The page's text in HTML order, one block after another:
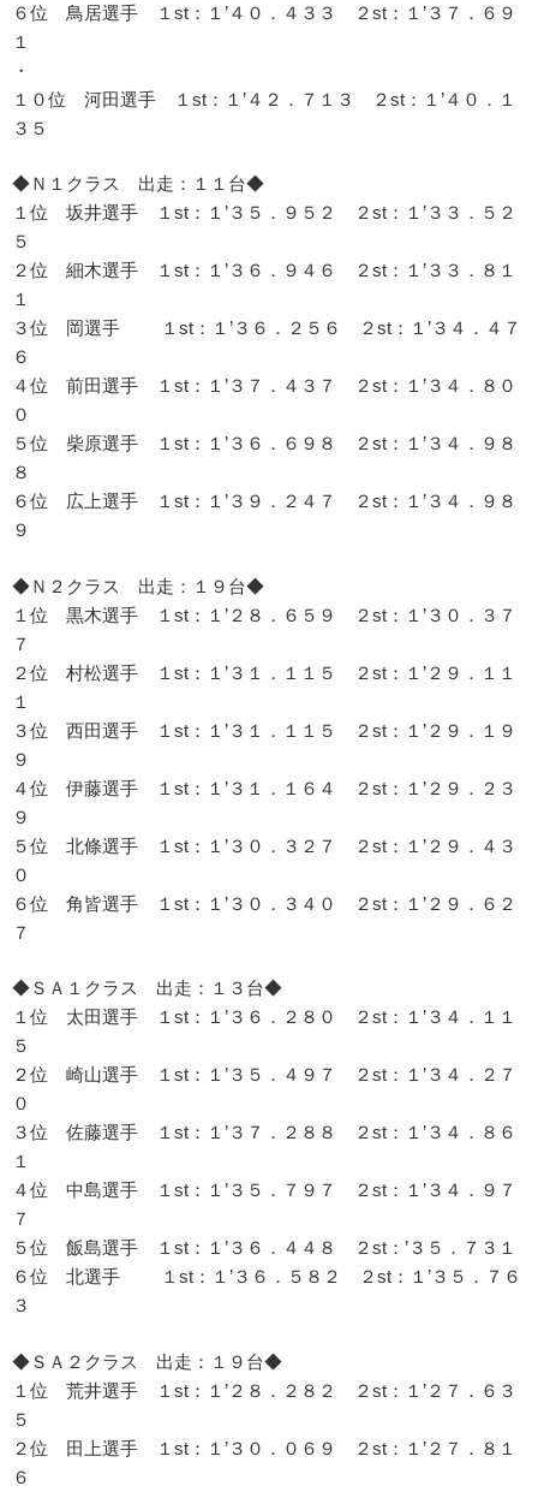
６位 鳥居選手 １st：１’４０．４３３ ２st：１’３７．６９
１
・
１０位 河田選手 １st：１’４２．７１３ ２st：１’４０．１
３５
◆Ｎ１クラス 出走：１１台◆
１位 坂井選手 １st：１’３５．９５２ ２st：１’３３．５２
５
２位 細木選手 １st：１’３６．９４６ ２st：１’３３．８１
１
３位 岡選手 １st：１’３６．２５６ ２st：１’３４．４７
６
４位 前田選手 １st：１’３７．４３７ ２st：１’３４．８０
０
５位 柴原選手 １st：１’３６．６９８ ２st：１’３４．９８
８
６位 広上選手 １st：１’３９．２４７ ２st：１’３４．９８
９
◆Ｎ２クラス 出走：１９台◆
１位 黒木選手 １st：１’２８．６５９ ２st：１’３０．３７
７
２位 村松選手 １st：１’３１．１１５ ２st：１’２９．１１
１
３位 西田選手 １st：１’３１．１１５ ２st：１’２９．１９
９
４位 伊藤選手 １st：１’３１．１６４ ２st：１’２９．２３
９
５位 北條選手 １st：１’３０．３２７ ２st：１’２９．４３
０
６位 角皆選手 １st：１’３０．３４０ ２st：１’２９．６２
７
◆ＳＡ１クラス 出走：１３台◆
１位 太田選手 １st：１’３６．２８０ ２st：１’３４．１１
５
２位 崎山選手 １st：１’３５．４９７ ２st：１’３４．２７
０
３位 佐藤選手 １st：１’３７．２８８ ２st：１’３４．８６
１
４位 中島選手 １st：１’３５．７９７ ２st：１’３４．９７
７
５位 飯島選手 １st：１’３６．４４８ ２st：’３５．７３１
６位 北選手 １st：１’３６．５８２ ２st：１’３５．７６
３
◆ＳＡ２クラス 出走：１９台◆
１位 荒井選手 １st：１’２８．２８２ ２st：１’２７．６３
５
２位 田上選手 １st：１’３０．０６９ ２st：１’２７．８１
６